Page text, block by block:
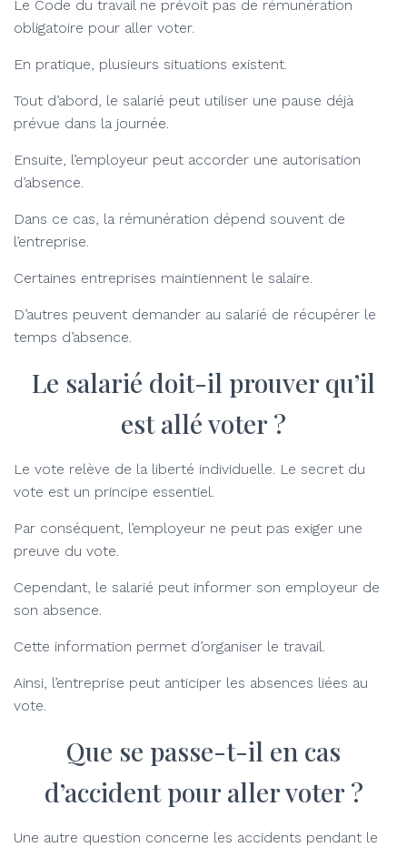
Le Code du travail ne prévoit pas de rémunération
obligatoire pour aller voter.
En pratique, plusieurs situations existent.
Tout d’abord, le salarié peut utiliser une pause déjà
prévue dans la journée.
Ensuite, l’employeur peut accorder une autorisation
d’absence.
Dans ce cas, la rémunération dépend souvent de
l’entreprise.
Certaines entreprises maintiennent le salaire.
D’autres peuvent demander au salarié de récupérer le
temps d’absence.
Le salarié doit-il prouver qu’il
est allé voter ?
Le vote relève de la liberté individuelle. Le secret du
vote est un principe essentiel.
Par conséquent, l’employeur ne peut pas exiger une
preuve du vote.
Cependant, le salarié peut informer son employeur de
son absence.
Cette information permet d’organiser le travail.
Ainsi, l’entreprise peut anticiper les absences liées au
vote.
Que se passe-t-il en cas
d’accident pour aller voter ?
Une autre question concerne les accidents pendant le